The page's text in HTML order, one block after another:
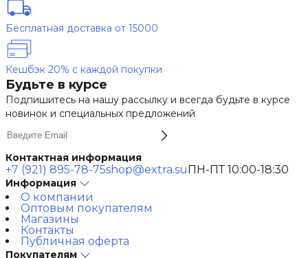
Бесплатная доставка от 15000
Кешбэк 20% с каждой покупки
Будьте в курсе
Подпишитесь на нашу рассылку и всегда будьте в курсе
новинок и специальных предложений
Контактная информация
+7 (921) 895-78-75shop@extra.suПН-ПТ 10:00-18:30
Информация
О компании
Оптовым покупателям
Магазины
Контакты
Публичная оферта
Покупателям